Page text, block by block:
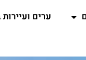
ערים